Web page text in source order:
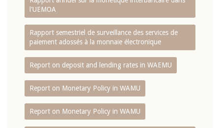
l'UEMOA
Rapport semestriel de surveillance des services de
paiement adossés à la monnaie électronique
Report on deposit and lending rates in WAEMU
Report on Monetary Policy in WAMU
Report on Monetary Policy in WAMU